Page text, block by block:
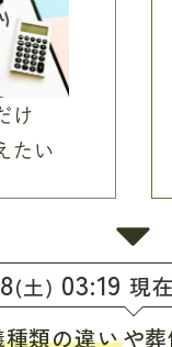
け
たい
(土) 03:19 現
類の違いや